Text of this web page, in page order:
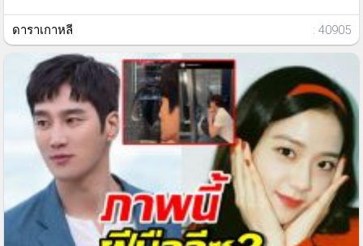
ดาราเกาหลี : 40905